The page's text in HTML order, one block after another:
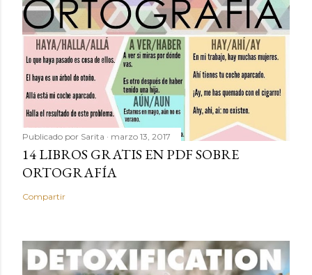
Publicado por Sarita marzo 13, 2017
14 LIBROS GRATIS EN PDF SOBRE
ORTOGRAFÍA
Compartir